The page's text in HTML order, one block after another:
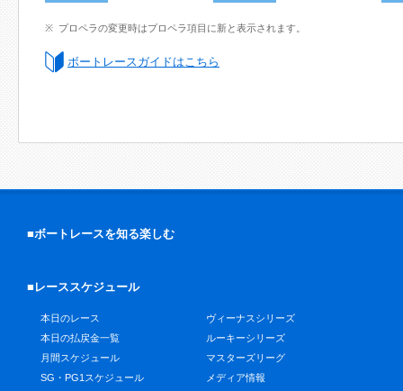
プロペラの変更時はプロペラ項目に新と表示されます。
ボートレースガイドはこちら
■ボートレースを知る楽しむ
■レーススケジュール
本日のレース
本日の払戻金一覧
月間スケジュール
SG・PG1スケジュール
ヴィーナスシリーズ
ルーキーシリーズ
マスターズリーグ
メディア情報